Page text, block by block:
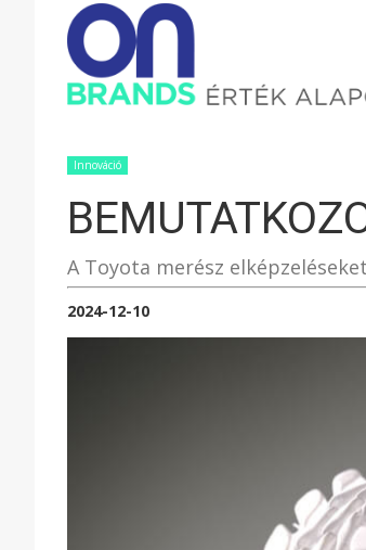
Innováció
A Toyota merész
2024-12-10